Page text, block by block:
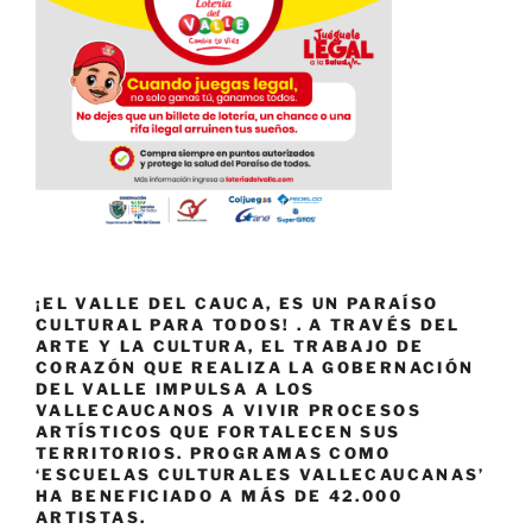
¡EL VALLE DEL CAUCA, ES UN PARAÍSO
CULTURAL PARA TODOS! . A TRAVÉS DEL
ARTE Y LA CULTURA, EL TRABAJO DE
CORAZÓN QUE REALIZA LA GOBERNACIÓN
DEL VALLE IMPULSA A LOS
VALLECAUCANOS A VIVIR PROCESOS
ARTÍSTICOS QUE FORTALECEN SUS
TERRITORIOS. PROGRAMAS COMO
‘ESCUELAS CULTURALES VALLECAUCANAS’
HA BENEFICIADO A MÁS DE 42.000
ARTISTAS.